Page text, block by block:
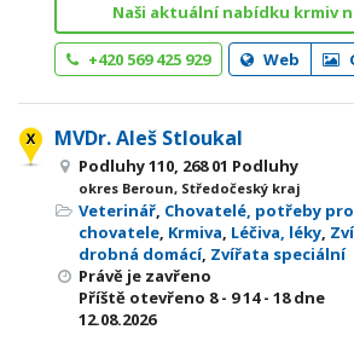
Naši aktuální nabídku krmiv
+420 569 425 929 Web
MVDr. Aleš Stloukal
Podluhy 110, 268 01 Podluhy
okres Beroun, Středočeský kraj
Veterinář, Chovatelé, potřeby pro
chovatele, Krmiva, Léčiva, léky,
drobná domácí, Zvířata speciální
Právě je zavřeno
Příště otevřeno 8 - 914 - 18dne
12.08.2026